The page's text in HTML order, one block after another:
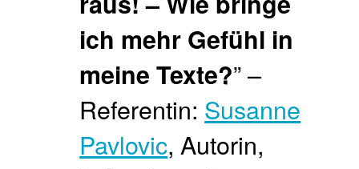
ich mehr Gefühl in
meine Texte?” –
Referentin: Susanne
Pavlovic, Autorin,